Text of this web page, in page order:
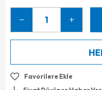
Favorilere Ekle